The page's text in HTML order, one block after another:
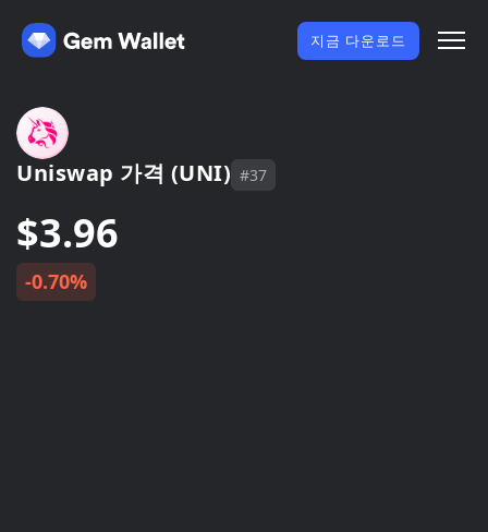
지금 다운로드
Uniswap 가격 (UNI) #37
$3.96
-0.70%